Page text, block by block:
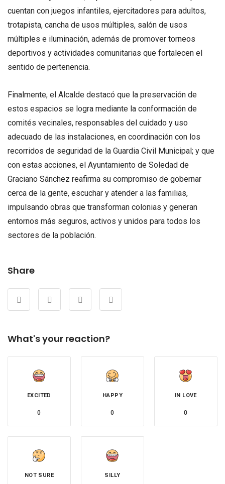
cuentan con juegos infantiles, ejercitadores para adultos,
trotapista, cancha de usos múltiples, salón de usos
múltiples e iluminación, además de promover torneos
deportivos y actividades comunitarias que fortalecen el
sentido de pertenencia.
Finalmente, el Alcalde destacó que la preservación de
estos espacios se logra mediante la conformación de
comités vecinales, responsables del cuidado y uso
adecuado de las instalaciones, en coordinación con los
recorridos de seguridad de la Guardia Civil Municipal; y que
con estas acciones, el Ayuntamiento de Soledad de
Graciano Sánchez reafirma su compromiso de gobernar
cerca de la gente, escuchar y atender a las familias,
impulsando obras que transforman colonias y generan
entornos más seguros, activos y unidos para todos los
sectores de la población.
Share
What's your reaction?
EXCITED
0
HAPPY
0
IN LOVE
0
NOT SURE SILLY